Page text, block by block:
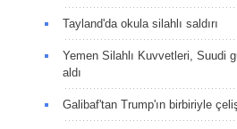
Tayland'da okula silahlı saldırı
Yemen Silahlı Kuvvetleri, Suudi
aldı
Galibaf'tan Trump'ın birbiriyle